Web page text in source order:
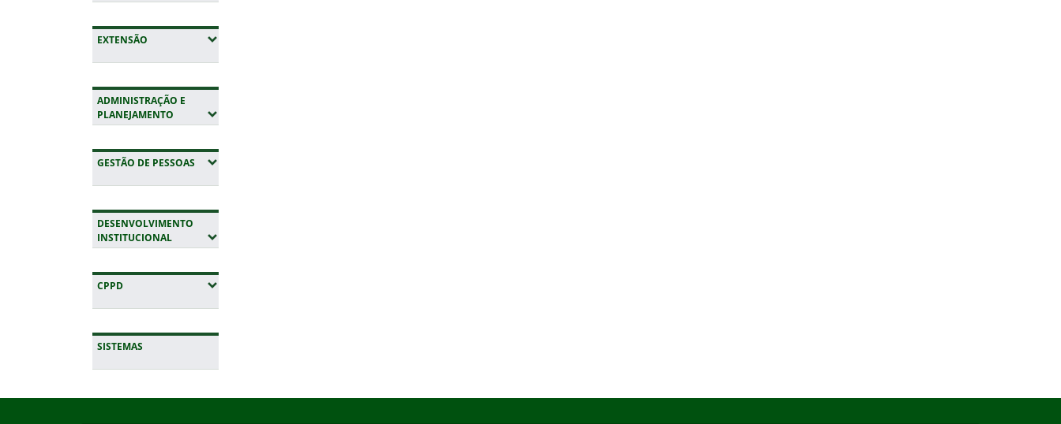
EXTENSÃO (EXPANDIR SUBMENUS)
ADMINISTRAÇÃO E
PLANEJAMENTO (EXPANDIR SUBMENUS)
GESTÃO DE PESSOAS (EXPANDIR SUBMENUS)
DESENVOLVIMENTO
INSTITUCIONAL(EXPANDIR SUBMENUS)
CPPD(EXPANDIR SUBMENUS)
SISTEMAS